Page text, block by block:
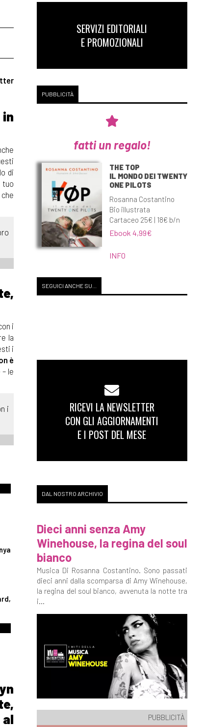
di
tuo
i
la
i
è
le
i
SERVIZI EDITORIALI
E PROMOZIONALI
PUBBLICITÀ
fatti un regalo!
THE TOP
IL MONDO DEI TWENTY
ONE PILOTS
Rosanna Costantino
Bio illustrata
Cartaceo 25€ | 18€ b/n
Ebook 4,99€
INFO
SEGUICI ANCHE SU...
RICEVI LA NEWSLETTER
CON GLI AGGIORNAMENTI
E I POST DEL MESE
DAL NOSTRO ARCHIVIO
Dieci anni senza Amy
Winehouse, la regina del soul
bianco
Musica Di Rosanna Costantino. Sono passati
dieci anni dalla scomparsa di Amy Winehouse,
la regina del soul bianco, avvenuta la notte tra
i...
PUBBLICITÀ